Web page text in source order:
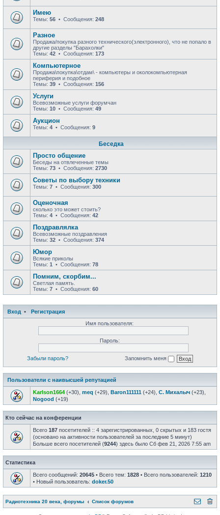
Имею
Темы: 56 • Сообщения: 248
Разное
Продажа/покупка разного технического(электронного), что не попало в
другие разделы "Барахолки"
Темы: 42 • Сообщения: 173
Компьютерное
Продажа\покупка\отдам\ - компьютеры и околокомпьютерная
периферия и подобное
Темы: 39 • Сообщения: 156
Услуги
Всевозможные услуги форумчан
Темы: 10 • Сообщения: 49
Аукцион
Темы: 4 • Сообщения: 9
Беседка
Просто общение
Беседы на отвлеченные темы
Темы: 73 • Сообщения: 2730
Советы по выбору техники
Темы: 7 • Сообщения: 300
Оценочная
сколько это может стоить?
Темы: 4 • Сообщения: 42
Поздравлялка
Всевозможные поздравления
Темы: 32 • Сообщения: 374
Юмор
Всякие приколы
Темы: 1 • Сообщения: 78
Помним, скорбим...
Светлая память.
Темы: 7 • Сообщения: 60
Вход •
Регистрация
Имя пользователя:
Пароль:
Забыли пароль? Запомнить меня
Пользователи с наивысшей репутацией
Karlson1664 (+30), meq (+29), Baron111111 (+24), С. Михалыч (+23),
Nogood (+19)
Кто сейчас на конференции
Всего 187 посетителей :: 4 зарегистрированных, 0 скрытых и 183 гостя
(основано на активности пользователей за последние 5 минут)
Больше всего посетителей (9244) здесь было Сб фев 21, 2026 7:55 am
Статистика
Всего сообщений: 20645 • Всего тем: 1828 • Всего пользователей: 1210
• Новый пользователь: doker.50
Радиотехника 20 века, форумы Список форумов